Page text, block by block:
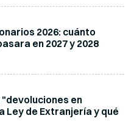
2026: cuánto
en 2027 y 2028
en
Ley de Extranjería y qué